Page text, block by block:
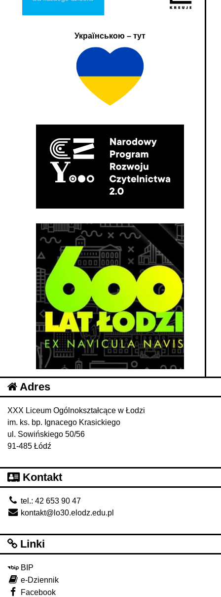
Українською – тут
Adres
XXX Liceum Ogólnokształcące w Łodzi
im. ks. bp. Ignacego Krasickiego
ul. Sowińskiego 50/56
91-485 Łódź
Kontakt
tel.: 42 653 90 47
kontakt@lo30.elodz.edu.pl
Linki
BIP
e-Dziennik
Facebook